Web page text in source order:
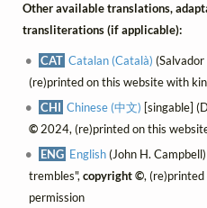
Other available translations,
transliterations (if applicable):
CAT Catalan (Català)
(re)printed on this website with
CHI Chinese (中文) [singable]
©2024, (re)printed on this
ENG English(John H.
trembles",copyright ©,
permission